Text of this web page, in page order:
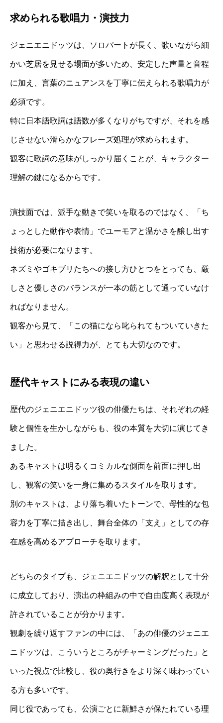
求められる歌唱力・演技力
ジェニエニドッツは、ソロパートが長く、歌いながら細
かい芝居を見せる場面が多いため、安定した声量と音程
に加え、言葉のニュアンスを丁寧に伝えられる歌唱力が
必須です。
特に日本語歌詞は語数が多くなりがちですが、それを感
じさせない滑らかなフレーズ処理が求められます。
観客に歌詞の意味がしっかり届くことが、キャラクター
理解の鍵になるからです。
演技面では、派手な動きで笑いを取るのではなく、「ち
ょっとした動作や表情」でユーモアと温かさを醸し出す
技術が必要になります。
ネズミやゴキブリたちへの接し方ひとつをとっても、厳
しさと優しさのバランスが一本の筋として通っていなけ
ればなりません。
観客から見て、「この猫になら叱られてもついていきた
い」と思わせる説得力が、とても大切なのです。
歴代キャストにみる表現の違い
歴代のジェニエニドッツ役の俳優たちは、それぞれの経
験と個性を生かしながらも、役の本質を大切に演じてき
ました。
あるキャストは明るくコミカルな側面を前面に押し出
し、観客の笑いを一身に集めるスタイルを取ります。
別のキャストは、より落ち着いたトーンで、母性的な包
容力を丁寧に描き出し、舞台全体の「支え」としての存
在感を高めるアプローチを取ります。
どちらのタイプも、ジェニエニドッツの解釈として十分
に成立しており、演出の枠組みの中で自由度高く表現が
許されていることが分かります。
観劇を繰り返すファンの中には、「あの俳優のジェニエ
ニドッツは、こういうところがチャーミングだった」と
いった視点で比較し、役の奥行きをより深く味わってい
る方も多いです。
同じ役であっても、公演ごとに新鮮さが保たれている理